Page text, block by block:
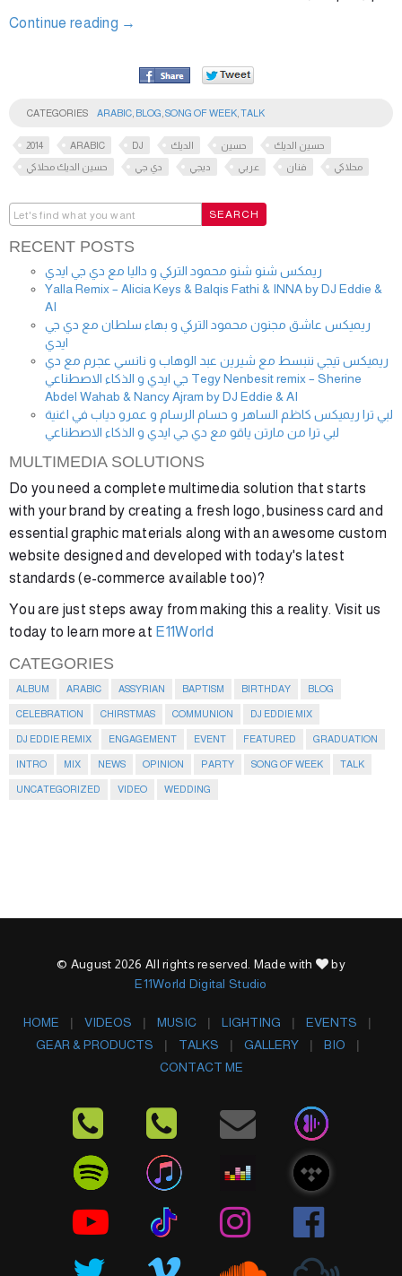
Continue reading →
CATEGORIES ARABIC BLOG SONG OF WEEK TALK
2014 ARABIC DJ الديك حسين
حسين الديك
حسين الديك محلاكي
دي جي ديجي عربي فنان محلاكي
RECENT POSTS
ريمكس شنو شنو محمود التركي و داليا مع دي جي ايدي
Yalla Remix – Alicia Keys & Balqis Fathi & INNA by DJ Eddie &
AI
ريميكس عاشق مجنون محمود التركي و بهاء سلطان مع دي جي
ايدي
ريميكس تيجي ننبسط مع شيرين عبد الوهاب و نانسي عجرم مع دي
جي ايدي و الذكاء الاصطناعي Tegy Nenbesit remix – Sherine
Abdel Wahab & Nancy Ajram by DJ Eddie & AI
لبي ترا ريميكس كاظم الساهر و حسام الرسام و عمرو دياب في اغنية
لبي ترا من مارتن ياقو مع دي جي ايدي و الذكاء الاصطناعي
MULTIMEDIA SOLUTIONS
Do you need a complete multimedia solution that starts
with your brand by creating a fresh logo, business card and
essential graphic materials along with an awesome custom
website designed and developed with today's latest
standards (e-commerce available too)?
You are just steps away from making this a reality. Visit us
today to learn more at E11World
CATEGORIES
ALBUM ARABIC ASSYRIAN BAPTISM BIRTHDAY BLOG
CELEBRATION CHIRSTMAS COMMUNION DJ EDDIE MIX
DJ EDDIE REMIX ENGAGEMENT EVENT FEATURED GRADUATION
INTRO MIX NEWS OPINION PARTY SONG OF WEEK TALK
UNCATEGORIZED VIDEO WEDDING
© August 2026 All rights reserved. Made with
by
E11World Digital Studio
HOME VIDEOS MUSIC LIGHTING
EVENTS
GEAR & PRODUCTS
TALKS GALLERY
BIO
CONTACT ME